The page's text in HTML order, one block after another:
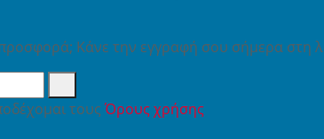
προσφορά; Κάνε την εγγραφή σου σήμερα στη
τουςΌρους χρήσης